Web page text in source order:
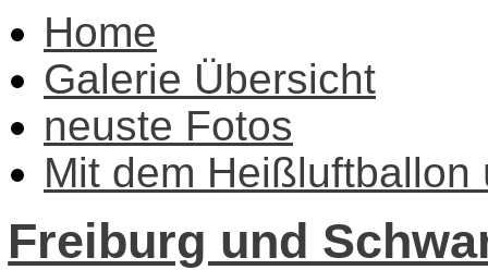
Home
Galerie Übersicht
neuste Fotos
Mit dem Heißluftballon
Freiburg und